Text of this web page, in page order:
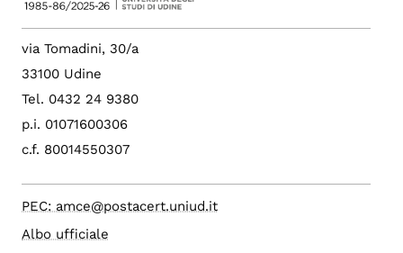
via Tomadini, 30/a
33100 Udine
Tel. 0432 24 9380
p.i. 01071600306
c.f. 80014550307
PEC: amce@postacert.uniud.it
Albo ufficiale